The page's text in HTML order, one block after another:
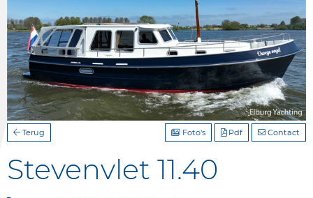
Terug Contact
Pdf
Foto's
Stevenvlet 11.40